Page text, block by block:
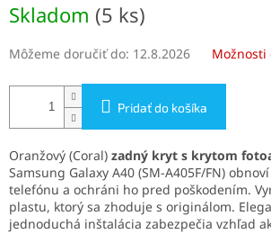
cena:
Skladom (5 ks)
Môžeme doručiť do: 12.8.2026 Možnosti
Pridať do košíka
Oranžový (Coral) zadný kryt s krytom
Samsung Galaxy A40 (SM-A405F/FN)
telefónu a ochráni ho pred poškodením.
plastu, ktorý sa zhoduje s originálom.
jednoduchá inštalácia zabezpečia vzhľad